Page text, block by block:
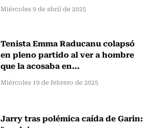
Miércoles 9 de abril de 2025
Tenista Emma Raducanu colapsó
en pleno partido al ver a hombre
que la acosaba en...
Miércoles 19 de febrero de 2025
Jarry tras polémica caída de Garin: